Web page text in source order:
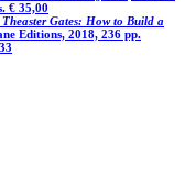
€ 35,00
Theaster Gates: How to Build a
Editions, 2018, 236 pp.